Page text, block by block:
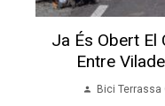
Ja És Obert El
Entre
Bici Terrassa